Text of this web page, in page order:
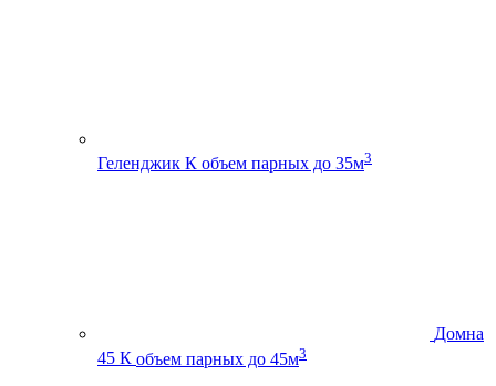
Геленджик К объем парных до 35м3
Домна
45 К объем парных до 45м3